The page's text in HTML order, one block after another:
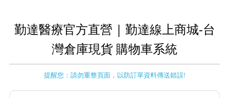
勤達醫療官方直營 | 勤達線上商城-台
灣倉庫現貨 購物車系統
提醒您：請勿重整頁面，以防訂單資料傳送錯誤!